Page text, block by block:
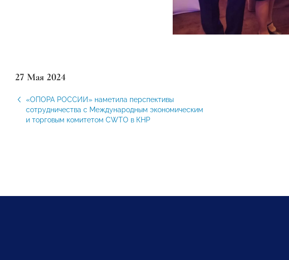
27 Мая 2024
«ОПОРА РОССИИ» наметила перспективы
сотрудничества с Международным экономическим
и торговым комитетом CWTO в КНР